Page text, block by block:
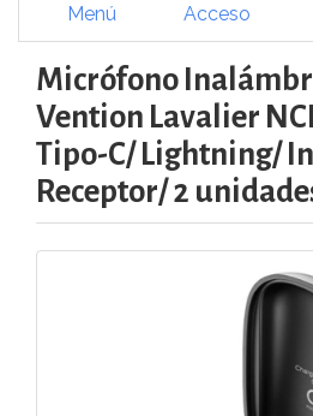
Menú Acceso
Micrófono
Vention Lavalier
Tipo-C/ Lightning/
Receptor/ 2